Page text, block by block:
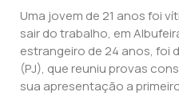
Uma jovem de 21 anos foi
sair do trabalho, em
estrangeiro de 24 anos, foi
(PJ), que reuniu provas
sua apresentação a